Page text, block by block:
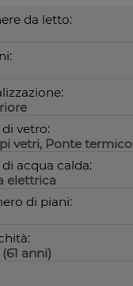
da letto:
vetro:
vetri, Ponte termico
acqua calda:
elettrica
di piani:
(61 anni)